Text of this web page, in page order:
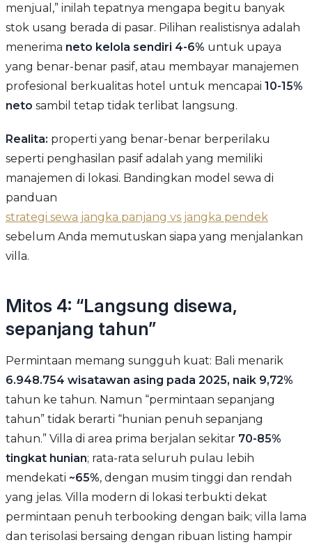
menjual,” inilah tepatnya mengapa begitu banyak
stok usang berada di pasar. Pilihan realistisnya adalah
menerima neto kelola sendiri 4-6% untuk upaya
yang benar-benar pasif, atau membayar manajemen
profesional berkualitas hotel untuk mencapai 10-15%
neto sambil tetap tidak terlibat langsung.
Realita: properti yang benar-benar berperilaku
seperti penghasilan pasif adalah yang memiliki
manajemen di lokasi. Bandingkan model sewa di
panduan
strategi sewa jangka panjang vs jangka pendek
sebelum Anda memutuskan siapa yang menjalankan
villa.
Mitos 4: “Langsung disewa,
sepanjang tahun”
Permintaan memang sungguh kuat: Bali menarik
6.948.754 wisatawan asing pada 2025, naik 9,72%
tahun ke tahun. Namun “permintaan sepanjang
tahun” tidak berarti “hunian penuh sepanjang
tahun.” Villa di area prima berjalan sekitar 70-85%
tingkat hunian; rata-rata seluruh pulau lebih
mendekati ~65%, dengan musim tinggi dan rendah
yang jelas. Villa modern di lokasi terbukti dekat
permintaan penuh terbooking dengan baik; villa lama
dan terisolasi bersaing dengan ribuan listing hampir